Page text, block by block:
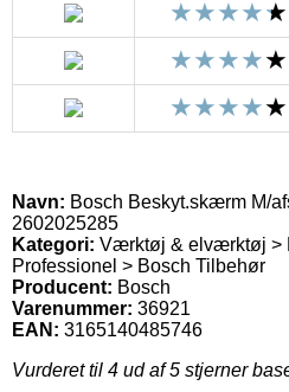
Navn: Bosch Beskyt.skærm M/
2602025285
Kategori: Værktøj & elværktøj >
Professionel > Bosch Tilbehør
Producent: Bosch
Varenummer: 36921
EAN: 3165140485746
Vurderet til 4 ud af 5 stjerner